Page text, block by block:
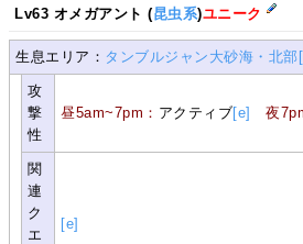
Lv63 オメガアント (昆虫系)ユニーク
生息エリア： タンブルジャン大砂海・北部
攻
撃
性
昼5am~7pm： アクティブ[e] 夜
関
連
ク
エ
[e]